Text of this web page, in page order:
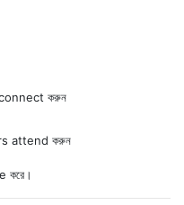
করুন
attend করুন